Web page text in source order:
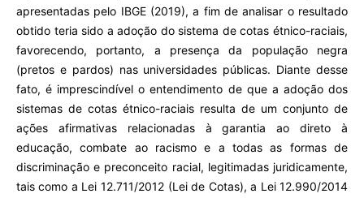
apresentadas pelo IBGE (2019), a fim de analisar o resultado
obtido teria sido a adoção do sistema de cotas étnico-raciais,
favorecendo, portanto, a presença da população negra
(pretos e pardos) nas universidades públicas. Diante desse
fato, é imprescindível o entendimento de que a adoção dos
sistemas de cotas étnico-raciais resulta de um conjunto de
ações afirmativas relacionadas à garantia ao direto à
educação, combate ao racismo e a todas as formas de
discriminação e preconceito racial, legitimadas juridicamente,
tais como a Lei 12.711/2012 (Lei de Cotas), a Lei 12.990/2014